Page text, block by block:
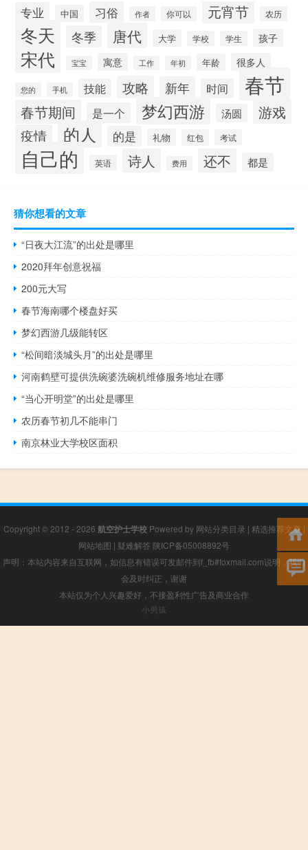
专业 中国 习俗 作者 你可以 元宵节 农历
冬天 冬季 唐代 大学 学校 学生 孩子
宋代 宝宝 寓意 工作 年初 年龄 很多人
您的 手机 技能 攻略 新年 时间 春节
春节期间 是一个 梦幻西游 汤圆 游戏
疫情 的人 的是 礼物 红包 考试
自己的 英语 诗人 费用 还不 都是
猜你想看的文章
“日夜大江流”的出处是哪里
2020拜年创意祝福
200元大写
春节海南哪个楼盘好买
梦幻西游几级能转区
“松间暗淡城头月”的出处是哪里
河南鹤壁可提供洗碗婆洗碗机维修服务地址在哪
“当心开明堂”的出处是哪里
农历春节初几不能串门
南京林业大学校区面积
Copyright © 2012 - 2026 航空护士学校Powered by 网站分类目录 | 精选推荐文章 |
网站地图 | 疑难解答 陕ICP备05008892号
声明：本站内容来自互联网，如信息有错误可发邮件到f_fb#foxmail.com说明，我们
会及时纠正，谢谢
本站仅为个人兴趣爱好，不接盈利性广告及商业合作
小男孩